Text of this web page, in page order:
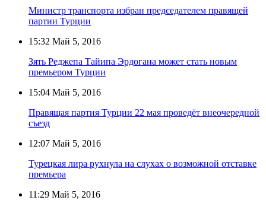
Министр транспорта избран председателем правящей
партии Турции
15:32 Май 5, 2016
Зять Реджепа Тайипа Эрдогана может стать новым
премьером Турции
15:04 Май 5, 2016
Правящая партия Турции 22 мая проведёт внеочередной
съезд
12:07 Май 5, 2016
Турецкая лира рухнула на слухах о возможной отставке
премьера
11:29 Май 5, 2016